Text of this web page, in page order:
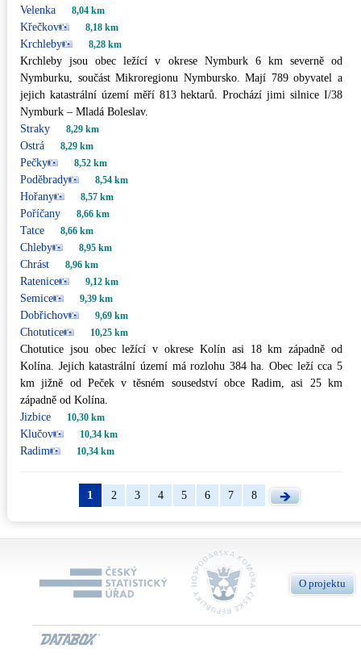
Velenka 8,04 km
Křečkov 8,18 km
Krchleby 8,28 km
Krchleby jsou obec ležící v okrese Nymburk 6 km severně od
Nymburku, součást Mikroregionu Nymbursko. Mají 789 obyvatel a
jejich katastrální území měří 813 hektarů. Prochází jimi silnice I/38
Nymburk – Mladá Boleslav.
Straky
8,29 km
Ostrá 8,29 km
Pečky 8,52 km
Poděbrady 8,54 km
Hořany 8,57 km
Poříčany 8,66 km
Tatce 8,66 km
Chleby 8,95 km
Chrást 8,96 km
Ratenice 9,12 km
Semice 9,39 km
Dobřichov 9,69 km
Chotutice 10,25 km
Chotutice jsou obec ležící v okrese Kolín asi 18 km západně od
Kolína. Jejich katastrální území má rozlohu 384 ha. Obec leží cca 5
km jižně od Peček v těsném sousedství obce Radim, asi 25 km
západně od Kolína.
Jizbice
10,30 km
Klučov 10,34 km
Radim 10,34 km
1 2 3 4 5 6 7 8
O projektu